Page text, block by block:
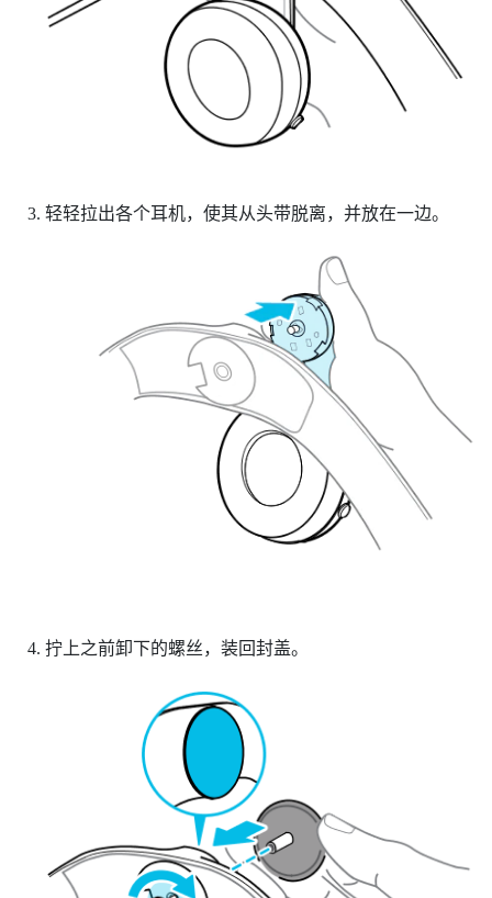
轻轻拉出各个耳机，使其从头带脱离，并放在一边。
拧上之前卸下的螺丝，装回封盖。